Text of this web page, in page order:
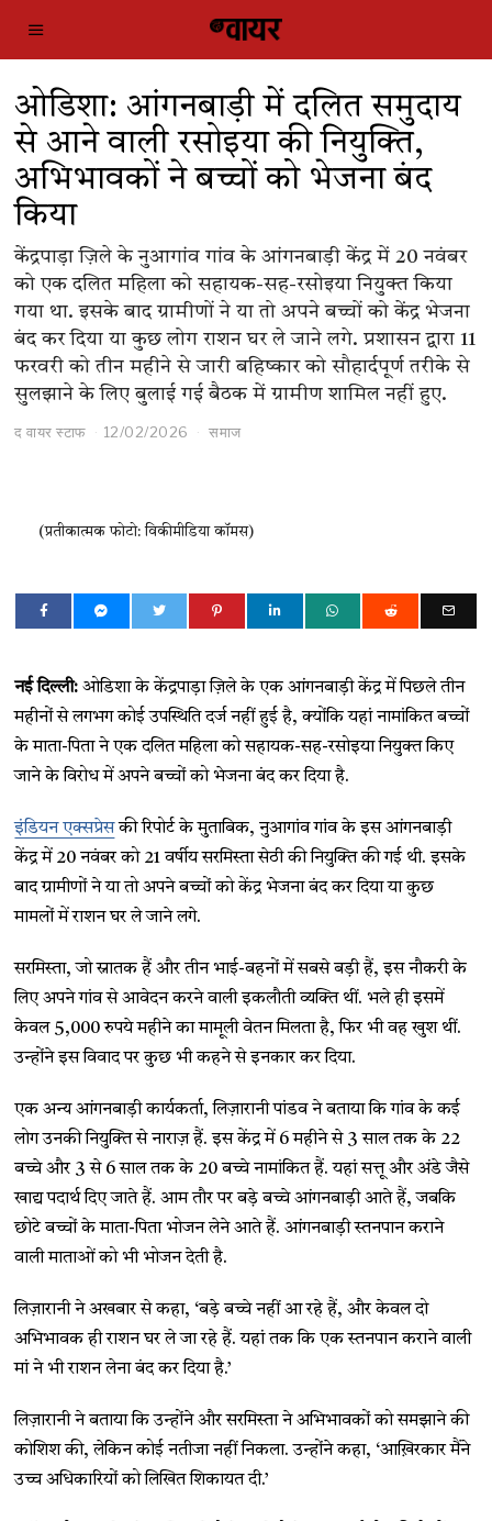
ओडिशा: आंगनबाड़ी में दलित समुदाय
से आने वाली रसोइया की नियुक्ति,
अभिभावकों ने बच्चों को भेजना बंद
किया
केंद्रपाड़ा ज़िले के नुआगांव गांव के आंगनबाड़ी केंद्र में 20 नवंबर
को एक दलित महिला को सहायक-सह-रसोइया नियुक्त किया
गया था. इसके बाद ग्रामीणों ने या तो अपने बच्चों को केंद्र भेजना
बंद कर दिया या कुछ लोग राशन घर ले जाने लगे. प्रशासन द्वारा 11
फरवरी को तीन महीने से जारी बहिष्कार को सौहार्दपूर्ण तरीके से
सुलझाने के लिए बुलाई गई बैठक में ग्रामीण शामिल नहीं हुए.
द वायर स्टाफ 12/02/2026 समाज
(प्रतीकात्मक फोटो: विकीमीडिया कॉमस)
नई दिल्ली: ओडिशा के केंद्रपाड़ा ज़िले के एक आंगनबाड़ी केंद्र में पिछले तीन
महीनों से लगभग कोई उपस्थिति दर्ज नहीं हुई है, क्योंकि यहां नामांकित बच्चों
के माता-पिता ने एक दलित महिला को सहायक-सह-रसोइया नियुक्त किए
जाने के विरोध में अपने बच्चों को भेजना बंद कर दिया है.
इंडियन एक्सप्रेसकी रिपोर्ट के मुताबिक, नुआगांव गांव के इस आंगनबाड़ी
केंद्र में 20 नवंबर को 21 वर्षीय सरमिस्ता सेठी की नियुक्ति की गई थी. इसके
बाद ग्रामीणों ने या तो अपने बच्चों को केंद्र भेजना बंद कर दिया या कुछ
मामलों में राशन घर ले जाने लगे.
सरमिस्ता, जो स्नातक हैं और तीन भाई-बहनों में सबसे बड़ी हैं, इस नौकरी के
लिए अपने गांव से आवेदन करने वाली इकलौती व्यक्ति थीं. भले ही इसमें
केवल 5,000 रुपये महीने का मामूली वेतन मिलता है, फिर भी वह खुश थीं.
उन्होंने इस विवाद पर कुछ भी कहने से इनकार कर दिया.
एक अन्य आंगनबाड़ी कार्यकर्ता, लिज़ारानी पांडव ने बताया कि गांव के कई
लोग उनकी नियुक्ति से नाराज़ हैं. इस केंद्र में 6 महीने से 3 साल तक के 22
बच्चे और 3 से 6 साल तक के 20 बच्चे नामांकित हैं. यहां सत्तू और अंडे जैसे
खाद्य पदार्थ दिए जाते हैं. आम तौर पर बड़े बच्चे आंगनबाड़ी आते हैं, जबकि
छोटे बच्चों के माता-पिता भोजन लेने आते हैं. आंगनबाड़ी स्तनपान कराने
वाली माताओं को भी भोजन देती है.
लिज़ारानी ने अखबार से कहा, ‘बड़े बच्चे नहीं आ रहे हैं, और केवल दो
अभिभावक ही राशन घर ले जा रहे हैं. यहां तक कि एक स्तनपान कराने वाली
मां ने भी राशन लेना बंद कर दिया है.’
लिज़ारानी ने बताया कि उन्होंने और सरमिस्ता ने अभिभावकों को समझाने की
कोशिश की, लेकिन कोई नतीजा नहीं निकला. उन्होंने कहा, ‘आख़िरकार मैंने
उच्च अधिकारियों को लिखित शिकायत दी.’